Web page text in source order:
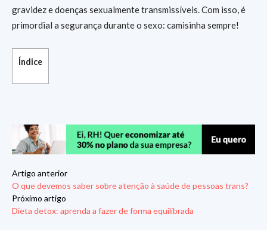
gravidez e doenças sexualmente transmissíveis. Com isso, é
primordial a segurança durante o sexo: camisinha sempre!
Índice
Artigo anterior
O que devemos saber sobre atenção à saúde de pessoas trans?
Próximo artigo
Dieta detox: aprenda a fazer de forma equilibrada